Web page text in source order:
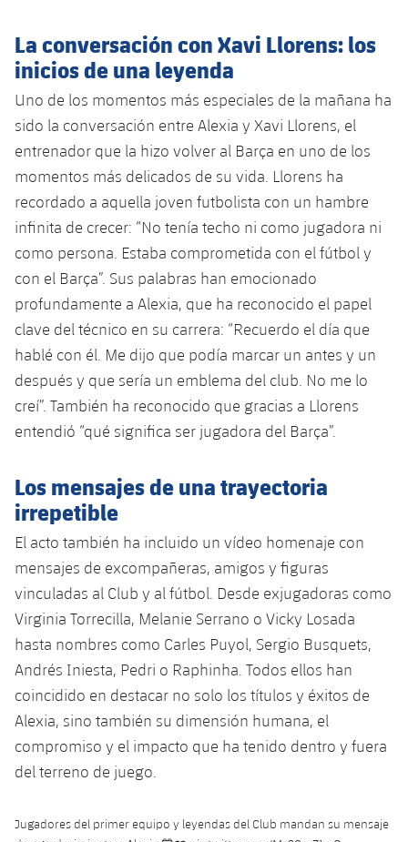
La conversación con Xavi Llorens: los
inicios de una leyenda
Uno de los momentos más especiales de la mañana ha
sido la conversación entre Alexia y Xavi Llorens, el
entrenador que la hizo volver al Barça en uno de los
momentos más delicados de su vida. Llorens ha
recordado a aquella joven futbolista con un hambre
infinita de crecer: “No tenía techo ni como jugadora ni
como persona. Estaba comprometida con el fútbol y
con el Barça”. Sus palabras han emocionado
profundamente a Alexia, que ha reconocido el papel
clave del técnico en su carrera: “Recuerdo el día que
hablé con él. Me dijo que podía marcar un antes y un
después y que sería un emblema del club. No me lo
creí”. También ha reconocido que gracias a Llorens
entendió “qué significa ser jugadora del Barça”.
Los mensajes de una trayectoria
irrepetible
El acto también ha incluido un vídeo homenaje con
mensajes de excompañeras, amigos y figuras
vinculadas al Club y al fútbol. Desde exjugadoras como
Virginia Torrecilla, Melanie Serrano o Vicky Losada
hasta nombres como Carles Puyol, Sergio Busquets,
Andrés Iniesta, Pedri o Raphinha. Todos ellos han
coincidido en destacar no solo los títulos y éxitos de
Alexia, sino también su dimensión humana, el
compromiso y el impacto que ha tenido dentro y fuera
del terreno de juego.
Jugadores del primer equipo y leyendas del Club mandan su mensaje